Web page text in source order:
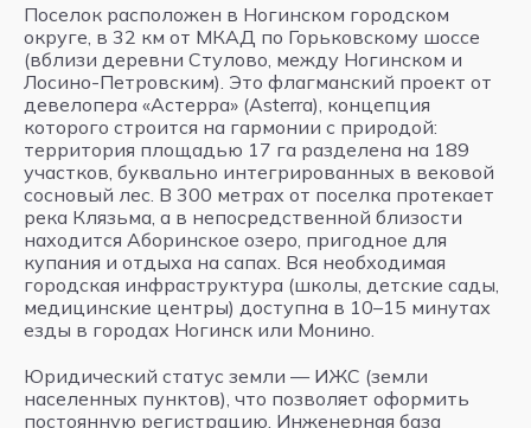
Поселок расположен в Ногинском городском
округе, в 32 км от МКАД по Горьковскому шоссе
(вблизи деревни Стулово, между Ногинском и
Лосино-Петровским). Это флагманский проект от
девелопера «Астерра» (Asterra), концепция
которого строится на гармонии с природой:
территория площадью 17 га разделена на 189
участков, буквально интегрированных в вековой
сосновый лес. В 300 метрах от поселка протекает
река Клязьма, а в непосредственной близости
находится Аборинское озеро, пригодное для
купания и отдыха на сапах. Вся необходимая
городская инфраструктура (школы, детские сады,
медицинские центры) доступна в 10–15 минутах
езды в городах Ногинск или Монино.
Юридический статус земли — ИЖС (земли
населенных пунктов), что позволяет оформить
постоянную регистрацию. Инженерная база